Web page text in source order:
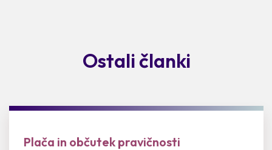
Ostali članki
Plača in občutek pravičnosti